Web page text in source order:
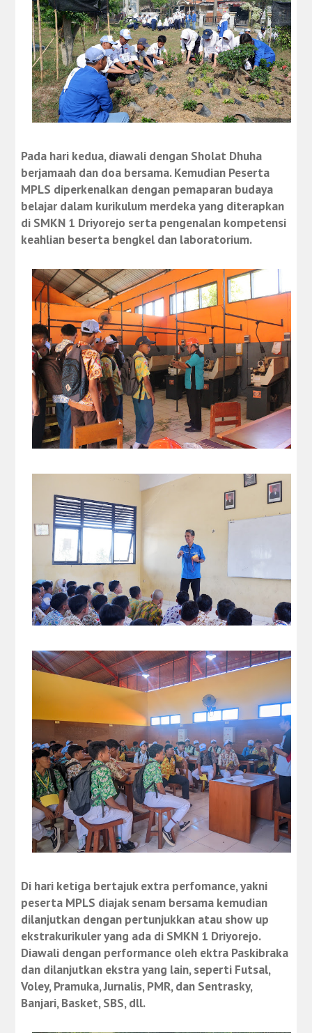
Pada hari kedua, diawali dengan Sholat Dhuha
berjamaah dan doa bersama. Kemudian Peserta
MPLS diperkenalkan dengan pemaparan budaya
belajar dalam kurikulum merdeka yang diterapkan
di SMKN 1 Driyorejo serta pengenalan kompetensi
keahlian beserta bengkel dan laboratorium.
Di hari ketiga bertajuk extra perfomance, yakni
peserta MPLS diajak senam bersama kemudian
dilanjutkan dengan pertunjukkan atau show up
ekstrakurikuler yang ada di SMKN 1 Driyorejo.
Diawali dengan performance oleh ektra Paskibraka
dan dilanjutkan ekstra yang lain, seperti Futsal,
Voley, Pramuka, Jurnalis, PMR, dan Sentrasky,
Banjari, Basket, SBS, dll.